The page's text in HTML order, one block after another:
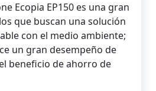
Ecopia EP150 es una gran
que buscan una solución
con el medio ambiente;
un gran desempeño de
beneficio de ahorro de